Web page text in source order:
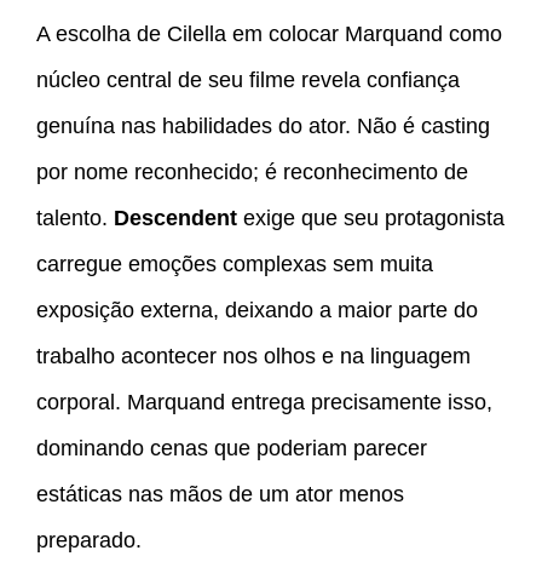
A escolha de Cilella em colocar Marquand como
núcleo central de seu filme revela confiança
genuína nas habilidades do ator. Não é casting
por nome reconhecido; é reconhecimento de
talento. Descendent exige que seu protagonista
carregue emoções complexas sem muita
exposição externa, deixando a maior parte do
trabalho acontecer nos olhos e na linguagem
corporal. Marquand entrega precisamente isso,
dominando cenas que poderiam parecer
estáticas nas mãos de um ator menos
preparado.